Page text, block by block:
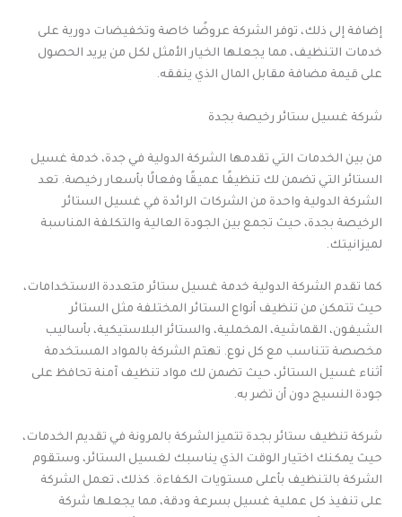
إضافة إلى ذلك، توفر الشركة عروضًا خاصة وتخفيضات دورية على
خدمات التنظيف، مما يجعلها الخيار الأمثل لكل من يريد الحصول
على قيمة مضافة مقابل المال الذي ينفقه.
شركة غسيل ستائر رخيصة بجدة
من بين الخدمات التي تقدمها الشركة الدولية في جدة، خدمة غسيل
الستائر التي تضمن لك تنظيفًا عميقًا وفعالًا بأسعار رخيصة. تعد
الشركة الدولية واحدة من الشركات الرائدة في غسيل الستائر
الرخيصة بجدة، حيث تجمع بين الجودة العالية والتكلفة المناسبة
لميزانيتك.
كما تقدم الشركة الدولية خدمة غسيل ستائر متعددة الاستخدامات،
حيث تتمكن من تنظيف أنواع الستائر المختلفة مثل الستائر
الشيفون، القماشية، المخملية، والستائر البلاستيكية، بأساليب
مخصصة تتناسب مع كل نوع. تهتم الشركة بالمواد المستخدمة
أثناء غسيل الستائر، حيث تضمن لك مواد تنظيف آمنة تحافظ على
جودة النسيج دون أن تضر به.
شركة تنظيف ستائر بجدة تتميز الشركة بالمرونة في تقديم الخدمات،
حيث يمكنك اختيار الوقت الذي يناسبك لغسيل الستائر، وستقوم
الشركة بالتنظيف بأعلى مستويات الكفاءة. كذلك، تعمل الشركة
على تنفيذ كل عملية غسيل بسرعة ودقة، مما يجعلها شركة